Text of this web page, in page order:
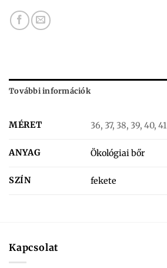
További információk
MÉRET 36, 37, 38, 39, 40, 41
ANYAG Ökológiai bőr
SZÍN fekete
Kapcsolat